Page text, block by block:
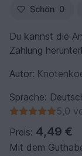
Schön 0
Du kannst die
Zahlung
Autor:
Sprache:
5,0
Preis: 4,49 €
Mit dem